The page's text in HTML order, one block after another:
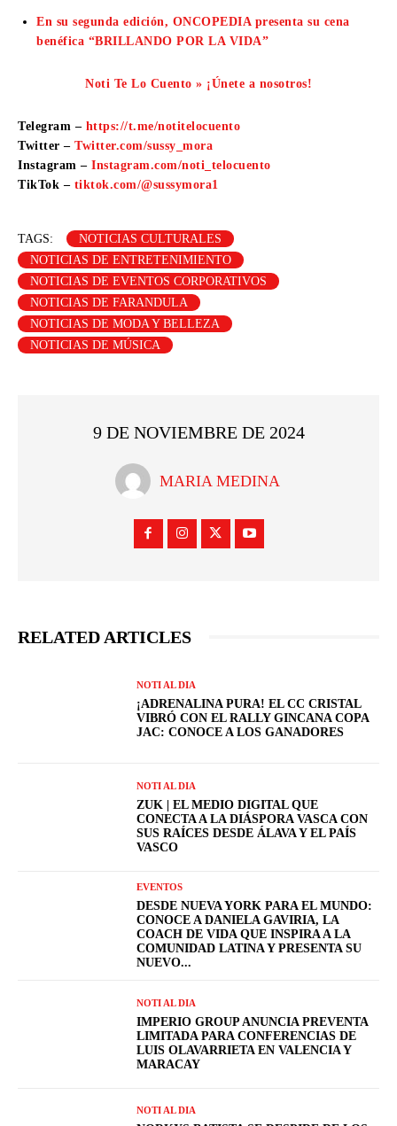
En su segunda edición, ONCOPEDIA presenta su cena
benéfica “BRILLANDO POR LA VIDA”
Noti Te Lo Cuento » ¡Únete a nosotros!
Telegram – https://t.me/notitelocuento
Twitter – Twitter.com/sussy_mora
Instagram – Instagram.com/noti_telocuento
TikTok – tiktok.com/@sussymora1
TAGS:
NOTICIAS CULTURALES
NOTICIAS DE ENTRETENIMIENTO
NOTICIAS DE EVENTOS CORPORATIVOS
NOTICIAS DE FARANDULA
NOTICIAS DE MODA Y BELLEZA
NOTICIAS DE MÚSICA
9 DE NOVIEMBRE DE 2024
MARIA MEDINA
RELATED ARTICLES
NOTI AL DIA
¡ADRENALINA PURA! EL CC CRISTAL
VIBRÓ CON EL RALLY GINCANA COPA
JAC: CONOCE A LOS GANADORES
NOTI AL DIA
ZUK | EL MEDIO DIGITAL QUE
CONECTA A LA DIÁSPORA VASCA CON
SUS RAÍCES DESDE ÁLAVA Y EL PAÍS
VASCO
EVENTOS
DESDE NUEVA YORK PARA EL MUNDO:
CONOCE A DANIELA GAVIRIA, LA
COACH DE VIDA QUE INSPIRA A LA
COMUNIDAD LATINA Y PRESENTA SU
NUEVO...
NOTI AL DIA
IMPERIO GROUP ANUNCIA PREVENTA
LIMITADA PARA CONFERENCIAS DE
LUIS OLAVARRIETA EN VALENCIA Y
MARACAY
NOTI AL DIA